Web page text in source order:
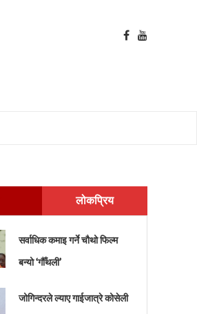
लोकप्रिय
सर्वाधिक कमाइ गर्ने चौथो फिल्म
बन्यो ‘गौँथली’
जोगिन्दरले ल्याए गाईजात्रे कोसेली